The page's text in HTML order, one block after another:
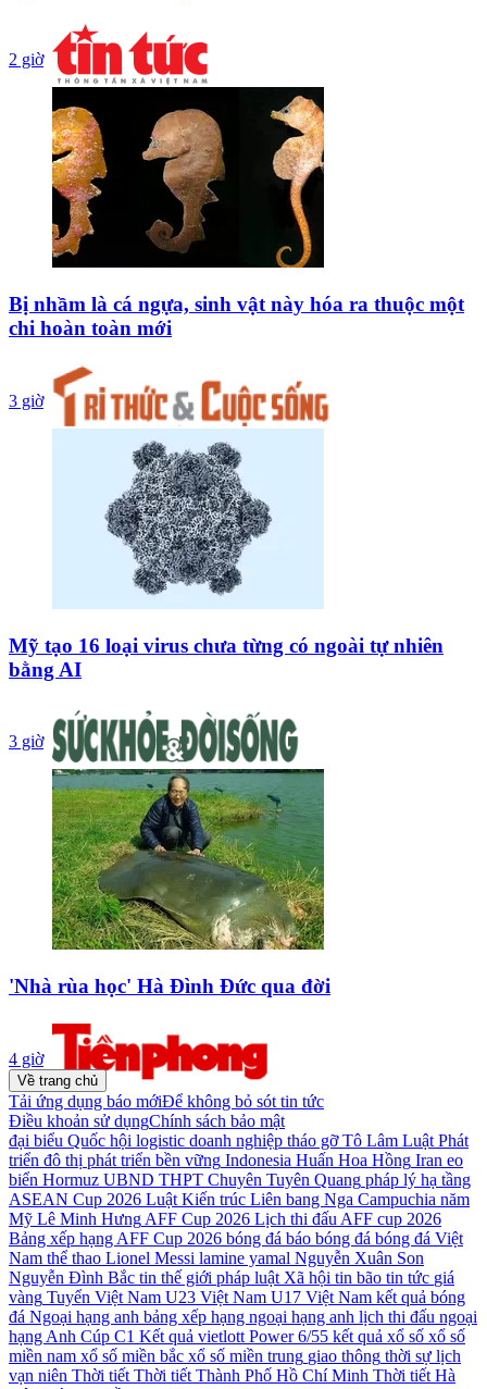
2 giờ
Bị nhầm là cá ngựa, sinh vật này hóa ra thuộc một
chi hoàn toàn mới
3 giờ
Mỹ tạo 16 loại virus chưa từng có ngoài tự nhiên
bằng AI
3 giờ
'Nhà rùa học' Hà Đình Đức qua đời
4 giờ
Về trang chủ
Tải ứng dụng báo mớiĐể không bỏ sót tin tức
Điều khoản sử dụngChính sách bảo mật
đại biểu Quốc hội logistic doanh nghiệp tháo gỡ Tô Lâm Luật Phát
triển đô thị phát triển bền vững Indonesia Huấn Hoa Hồng Iran eo
biển Hormuz UBND THPT Chuyên Tuyên Quang pháp lý hạ tầng
ASEAN Cup 2026 Luật Kiến trúc Liên bang Nga Campuchia năm
Mỹ Lê Minh Hưng AFF Cup 2026 Lịch thi đấu AFF cup 2026
Bảng xếp hạng AFF Cup 2026 bóng đá báo bóng đá bóng đá Việt
Nam thể thao Lionel Messi lamine yamal Nguyễn Xuân Son
Nguyễn Đình Bắc tin thế giới pháp luật Xã hội tin bão tin tức giá
vàng Tuyển Việt Nam U23 Việt Nam U17 Việt Nam kết quả bóng
đá Ngoại hạng anh bảng xếp hạng ngoại hạng anh lịch thi đấu ngoại
hạng Anh Cúp C1 Kết quả vietlott Power 6/55 kết quả xổ số xổ số
miền nam xổ số miền bắc xổ số miền trung giao thông thời sự lịch
vạn niên Thời tiết Thời tiết Thành Phố Hồ Chí Minh Thời tiết Hà